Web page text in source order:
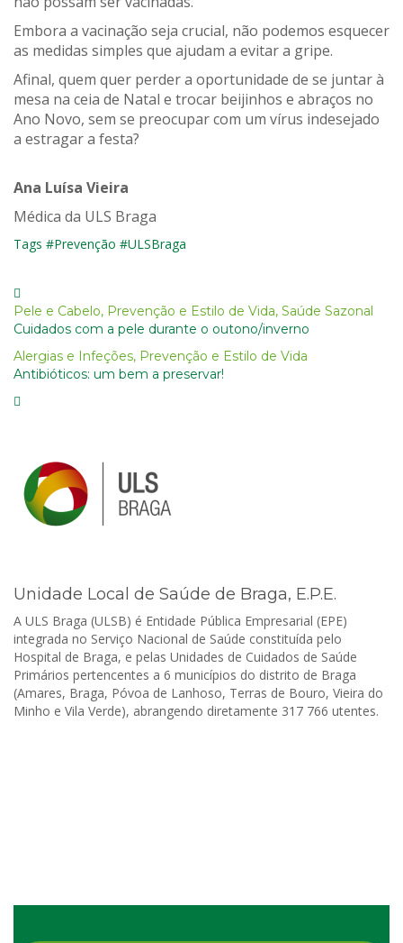
Embora a vacinação seja crucial, não podemos esquecer
as medidas simples que ajudam a evitar a gripe.
Afinal, quem quer perder a oportunidade de se juntar à
mesa na ceia de Natal e trocar beijinhos e abraços no
Ano Novo, sem se preocupar com um vírus indesejado
a estragar a festa?
Ana Luísa Vieira
Médica da ULS Braga
Tags #Prevenção #ULSBraga
Pele e Cabelo, Prevenção e Estilo de Vida, Saúde Sazonal
Cuidados com a pele durante o outono/inverno
Alergias e Infeções, Prevenção e Estilo de Vida
Antibióticos: um bem a preservar!
Unidade Local de Saúde de Braga, E.P.E.
A ULS Braga (ULSB) é Entidade Pública Empresarial (EPE)
integrada no Serviço Nacional de Saúde constituída pelo
Hospital de Braga, e pelas Unidades de Cuidados de Saúde
Primários pertencentes a 6 municípios do distrito de Braga
(Amares, Braga, Póvoa de Lanhoso, Terras de Bouro, Vieira do
Minho e Vila Verde), abrangendo diretamente 317 766 utentes.